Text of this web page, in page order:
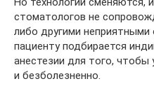
стоматологов не
либо другими
пациенту подбирается
анестезии для того, чтобы
и безболезненно.